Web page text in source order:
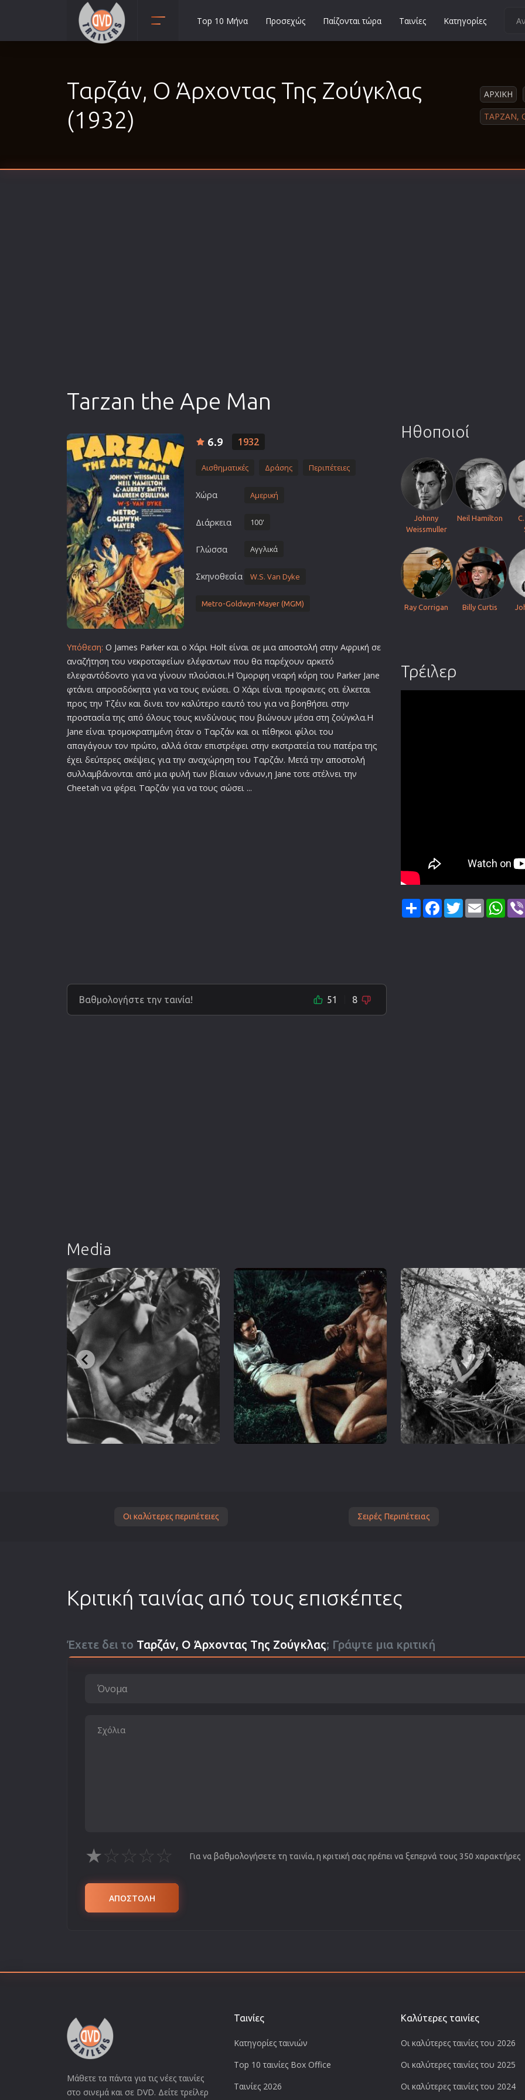
Αισθηματικές
Καταστροφής
Κλασσικές
Μικρού Μήκους
Top 10 Μήνα Προσεχώς Παίζονται τώρα Ταινίες Κατηγορίες
Ταρζάν, Ο Άρχοντας Της Ζούγκλας
(1932)
ΑΡΧΙΚΗ
ΤΑΡΖΑΝ,
Tarzan the Ape Man
6.9 1932
Αισθηματικές Δράσης Περιπέτειες
Χώρα Αμερική
Διάρκεια 100'
Γλώσσα Αγγλικά
Σκηνοθεσία W.S. Van Dyke
Metro-Goldwyn-Mayer (MGM)
Υπόθεση: Ο James Parker και ο Χάρι Holt είναι σε μια αποστολή στην Αφρική σε
αναζήτηση του νεκροταφείων ελέφαντων που θα παρέχουν αρκετό
ελεφαντόδοντο για να γίνουν πλούσιοι.Η Όμορφη νεαρή κόρη του Parker Jane
φτάνει απροσδόκητα για να τους ενώσει. Ο Χάρι είναι προφανες οτι έλκεται
προς την Τζέιν και δινει τον καλύτερο εαυτό του για να βοηθήσει στην
προστασία της από όλους τους κινδύνους που βιώνουν μέσα στη ζούγκλα.Η
Jane είναι τρομοκρατημένη όταν ο Ταρζάν και οι πίθηκοι φίλοι του
απαγάγουν τον πρώτο, αλλά όταν επιστρέφει στην εκστρατεία του πατέρατης
έχει δεύτερες σκέψεις για την αναχώρηση του Ταρζάν. Μετά την αποστολή
συλλαμβάνονται από μια φυλή των βίαιων νάνων,η Jane τοτε στέλνει την
Cheetah να φέρει Ταρζάν για να τους σώσει ...
Βαθμολογήστε την ταινία! 51 8
Ηθοποιοί
Johnny
Weissmuller
Neil Hamilton
Ray Corrigan Billy Curtis
Τρέιλερ
ShareFacebook
TwitterEmail
Media
Οι καλύτερες περιπέτειες Σειρές Περιπέτειας
Κριτική ταινίας από τους επισκέπτες
Έχετε δει το Ταρζάν, Ο Άρχοντας Της Ζούγκλας; Γράψτε μια κριτική
★☆☆☆☆ Για να βαθμολογήσετε τη ταινία, η κριτική σας πρέπει να ξεπερνά τους 350 χαρακτήρες
ΑΠΟΣΤΟΛΗ
Μάθετε τα πάντα για τις νέες ταινίες
στο σινεμά και σε DVD. Δείτε τρείλερ
Ταινίες
Κατηγορίες ταινιών
Top 10 ταινίες Box Office
Ταινίες 2026
Καλύτερες ταινίες
Οι καλύτερες ταινίες του 2026
Οι καλύτερες ταινίες του 2025
Οι καλύτερες ταινίες του 2024